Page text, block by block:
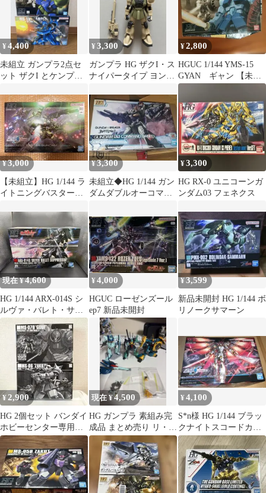
¥4,400
未組立 ガンプラ2点セ
ット ザクI とケンプフ
士ガンダム
¥3,300
ガンプラ HG ザクI・ス
ナイパータイプ ヨン
¥2,800
HGUC 1/144 YMS-15
GYAN ギャン 【未組
み立て】
¥3,000
【未組立】HG 1/144 ラ
イトニングバスターガ
¥3,300
未組立◆HG 1/144 ガン
ダムダブルオーコマン
¥3,300
HG RX-0 ユニコーンガ
ンダム03 フェネクス
現在 ¥4,600
HG 1/144 ARX-014S シ
ルヴァ・バレト・サプ
レッサー
¥4,000
HGUC ローゼンズール
ep7 新品未開封
¥3,599
新品未開封 HG 1/144 ボ
リノークサマーン
¥2,900
HG 2個セット バンダイ
ホビーセンター専用エ
コプラ
現在 ¥4,500
HG ガンプラ 素組み完
成品 まとめ売り リ・ガ
ズィ ディジェ ヤクト・
ドーガ
¥4,100
S*n様 HG 1/144 ブラッ
クナイトスコードカル
ラ ガンプラ